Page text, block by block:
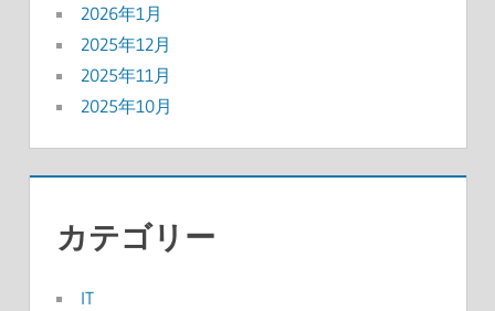
2026年1月
2025年12月
2025年11月
2025年10月
カテゴリー
IT